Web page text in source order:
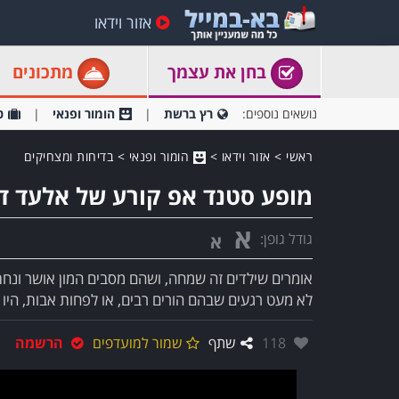
אזור וידאו
בחן את עצמך מתכונים
נושאים נוספים: רץ ברשת הומור ופנאי
ראשי > אזור וידאו > הומור ופנאי >בדיחות ומצחיקים
מופע סטנד אפ קורע של אלעד
גודל גופן: א א
אומרים שילדים זה שמחה, ושהם מסבים המון אושר
לא מעט רגעים שבהם הורים רבים, או לפחות אבות,
אהבו:
118 שתף שמור למועדפים הרשמה